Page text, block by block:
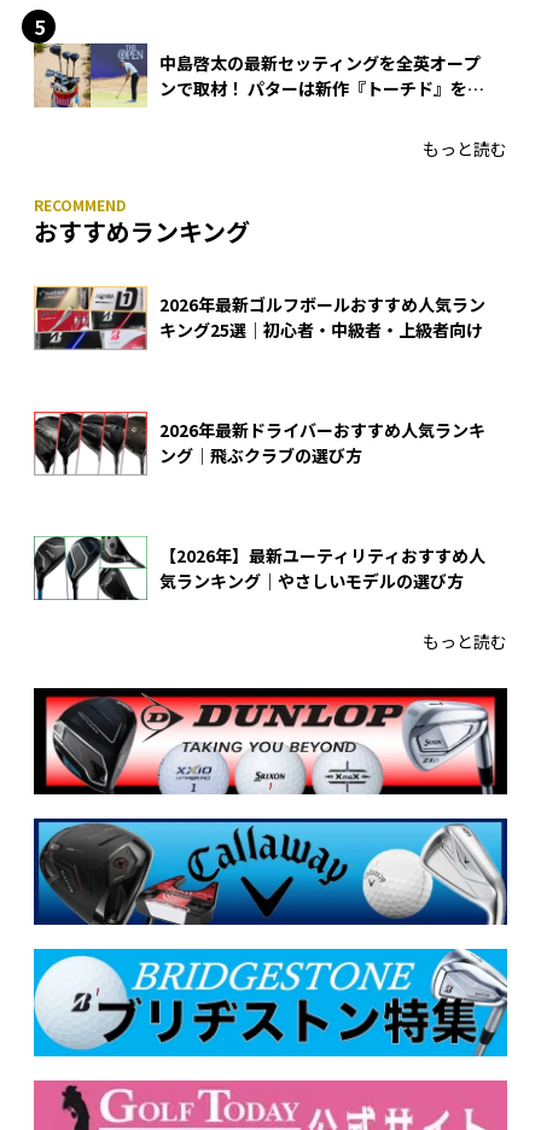
中島啓太の最新セッティングを全英オープ
ンで取材！ パターは新作『トーチド』を投
もっと読む
おすすめランキング
2026年最新ゴルフボールおすすめ人気ラン
キング25選｜初心者・中級者・上級者向け
2026年最新ドライバーおすすめ人気ランキ
ング｜飛ぶクラブの選び方
【2026年】最新ユーティリティおすすめ人
気ランキング｜やさしいモデルの選び方
もっと読む